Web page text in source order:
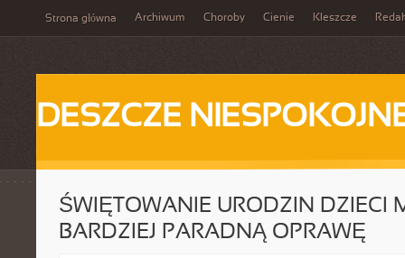
Strona główna Archiwum Choroby Cienie Kleszcze
DESZCZE
ŚWIĘTOWANIE URODZIN DZIECI
BARDZIEJ PARADNĄ OPRAWĘ